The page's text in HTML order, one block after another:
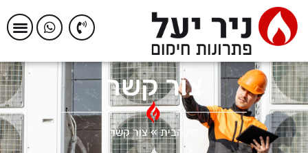
צור קשר
דף הבית»צור קשר